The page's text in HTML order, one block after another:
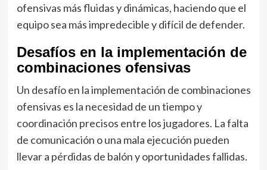
ofensivas más fluidas y dinámicas, haciendo que el
equipo sea más impredecible y difícil de defender.
Desafíos en la implementación de
combinaciones ofensivas
Un desafío en la implementación de combinaciones
ofensivas es la necesidad de un tiempo y
coordinación precisos entre los jugadores. La falta
de comunicación o una mala ejecución pueden
llevar a pérdidas de balón y oportunidades fallidas.